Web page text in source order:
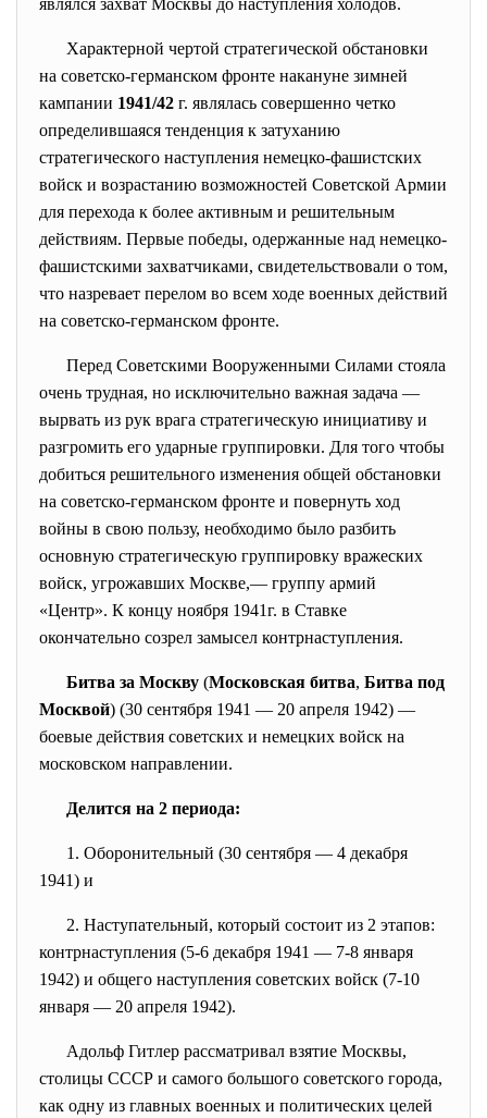
являлся захват Москвы до наступления холодов.
Характерной чертой стратегической обстановки
на советско-германском фронте накануне зимней
кампании 1941/42 г. являлась совершенно четко
определившаяся тенденция к затуханию
стратегического наступления немецко-фашистских
войск и возрастанию возможностей Советской Армии
для перехода к более активным и решительным
действиям. Первые победы, одержанные над немецко-
фашистскими захватчиками, свидетельствовали о том,
что назревает перелом во всем ходе военных действий
на советско-германском фронте.
Перед Советскими Вооруженными Силами стояла
очень трудная, но исключительно важная задача —
вырвать из рук врага стратегическую инициативу и
разгромить его ударные группировки. Для того чтобы
добиться решительного изменения общей обстановки
на советско-германском фронте и повернуть ход
войны в свою пользу, необходимо было разбить
основную стратегическую группировку вражеских
войск, угрожавших Москве,— группу армий
«Центр». К концу ноября 1941г. в Ставке
окончательно созрел замысел контрнаступления.
Битва за Москву (Московская битва, Битва под
Москвой) (30 сентября 1941 — 20 апреля 1942) —
боевые действия советских и немецких войск на
московском направлении.
Делится на 2 периода:
1. Оборонительный (30 сентября — 4 декабря
1941) и
2. Наступательный, который состоит из 2 этапов:
контрнаступления (5-6 декабря 1941 — 7-8 января
1942) и общего наступления советских войск (7-10
января — 20 апреля 1942).
Адольф Гитлер рассматривал взятие Москвы,
столицы СССР и самого большого советского города,
как одну из главных военных и политических целей